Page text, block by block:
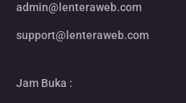
admin@lenteraweb.com
support@lenteraweb.com
Jam Buka :